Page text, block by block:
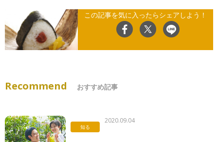
この記事を気に入ったらシェアしよう！
Recommend おすすめ記事
知る
2020.09.04